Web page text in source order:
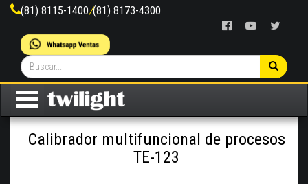
(81) 8115-1400/(81) 8173-4300
Calibrador multifuncional de procesos
TE-123